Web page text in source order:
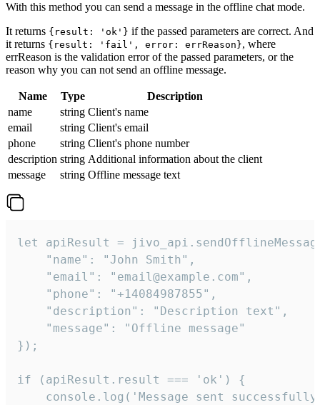
With this method you can send a message in the offline chat mode.
It returns {result: 'ok'} if the passed parameters are correct. And
it returns {result: 'fail', error: errReason}, where
errReason is the validation error of the passed parameters, or the
reason why you can not send an offline message.
Name Type
Description
name
string Client's name
email
string Client's email
phone
string Client's phone number
description string Additional information about the client
message
string Offline message text
let apiResult =
    "name": "John Smith",
    "email": "email@example.com",
    "phone": "+14084987855",
    "description": "Description text",
    "message": "Offline message"
});
if (apiResult.result === 'ok') {
console.log('Message sent